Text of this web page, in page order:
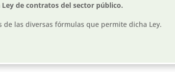
de contratos del sector público.
las diversas fórmulas que permite dicha Ley.